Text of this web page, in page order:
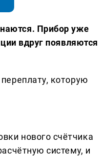
Прибор уже
вдруг появляются
которую
нового счётчика
систему, и